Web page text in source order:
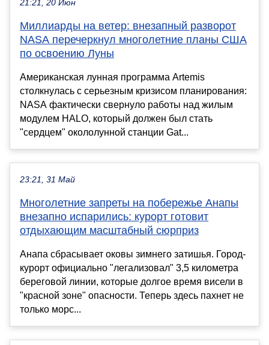
21:21, 20 Июн
Миллиарды на ветер: внезапный разворот
NASA перечеркнул многолетние планы США
по освоению Луны
Американская лунная программа Artemis
столкнулась с серьезным кризисом планирования:
NASA фактически свернуло работы над жилым
модулем HALO, который должен был стать
"сердцем" окололунной станции Gat...
23:21, 31 Май
Многолетние запреты на побережье Анапы
внезапно испарились: курорт готовит
отдыхающим масштабный сюрприз
Анапа сбрасывает оковы зимнего затишья. Город-
курорт официально "легализовал" 3,5 километра
береговой линии, которые долгое время висели в
"красной зоне" опасности. Теперь здесь пахнет не
только морс...